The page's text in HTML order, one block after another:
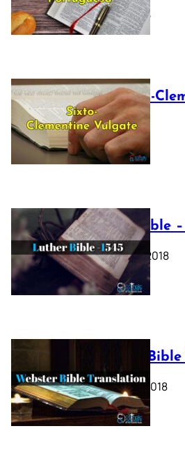
July 16, 2025
The Sixto-
Vulgate
July 12, 2025
Luther Bible –
October 17, 2018
Webster
October 11, 2018